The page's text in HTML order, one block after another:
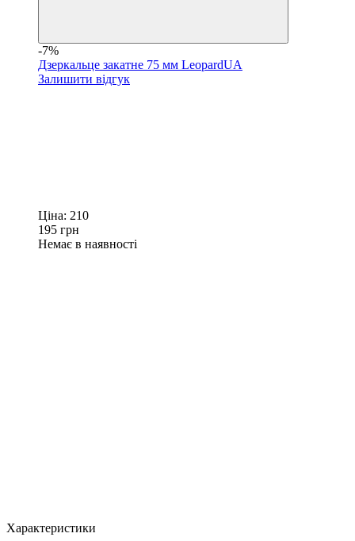
-7%
Дзеркальце закатне 75 мм LeopardUA
Залишити відгук
Ціна: 210
195 грн
Немає в наявності
Характеристики